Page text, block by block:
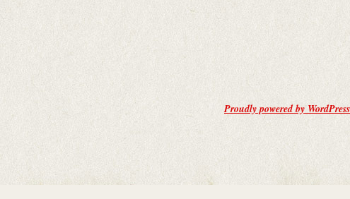
Proudly powered by WordPress